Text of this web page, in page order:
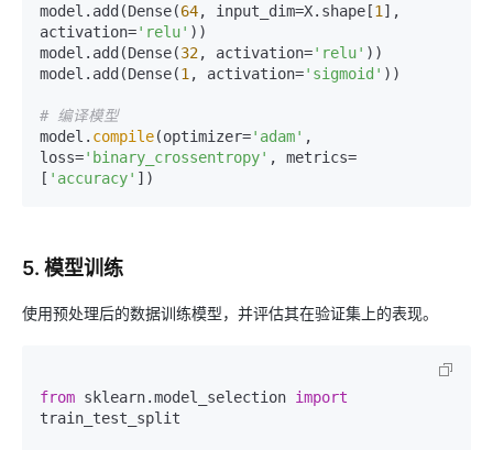
model.add(Dense(64, input_dim=X.shape[1 ],
activation='relu' ))
model.add(Dense(32, activation='relu' ))
model.add(Dense(1 , activation='sigmoid' ))
# 编译模型
model. compile(optimizer='adam' ,
loss='binary_crossentropy' , metrics=
[ 'accuracy'
5. 模型训练
使用预处理后的数据训练模型，并评估其在验证集上的表现。
from sklearn.model_selection import
train_test_split